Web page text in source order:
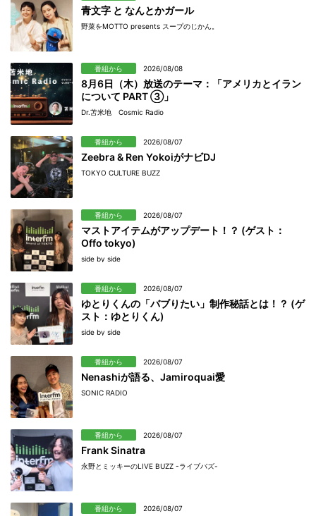
青文字 と なんとかガール
野菜をMOTTO presents スープのじかん。
番組から 2026/08/08
8月6日（木）放送のテーマ：「アメリカとイラン
について PART ③」
Dr.苫米地 Cosmic Radio
番組から 2026/08/07
Zeebra & Ren YokoiがナビDJ
TOKYO CULTURE BUZZ
番組から 2026/08/07
マストアイテムがアップデート！？ (ゲスト：
Offo tokyo)
side by side
番組から 2026/08/07
ゆとりくんの「バブりたい」制作秘話とは！？ (ゲ
スト：ゆとりくん)
side by side
番組から 2026/08/07
Nenashiが語る、Jamiroquai愛
SONIC RADIO
番組から 2026/08/07
Frank Sinatra
永野とミッキーのLIVE BUZZ -ライブバズ-
番組から 2026/08/07